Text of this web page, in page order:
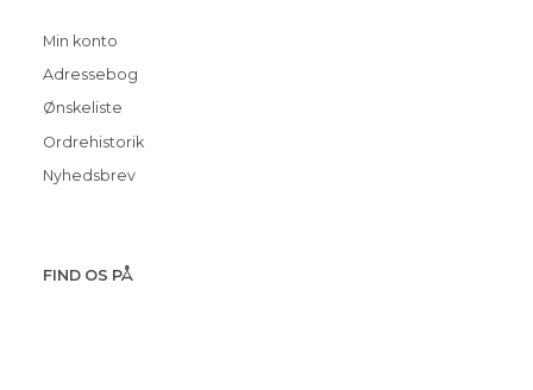
Min konto
Adressebog
Ønskeliste
Ordrehistorik
Nyhedsbrev
FIND OS PÅ